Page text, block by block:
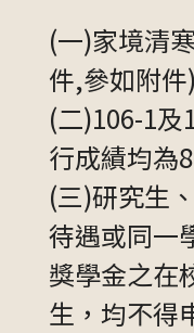
(一)家境清
件,參如附件)
(二)106-1
行成績均為
(三)研究生
待遇或同一
獎學金之在
生，均不得